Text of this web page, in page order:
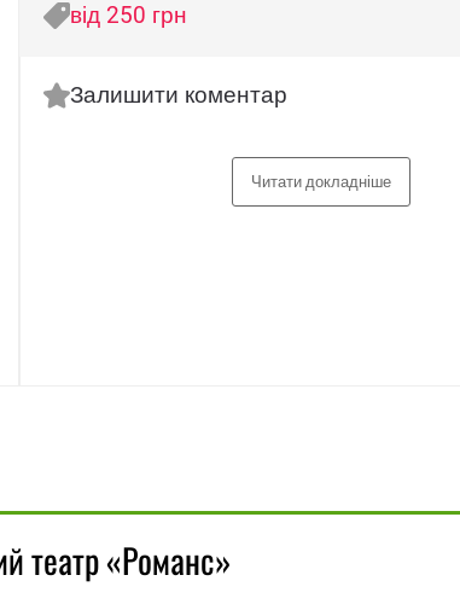
від 250 грн
Залишити коментар
Читати докладніше
театр «Романс»